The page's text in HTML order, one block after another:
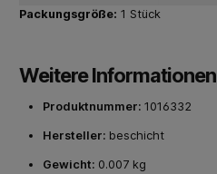
Packungsgröße: 1 Stück
Weitere Informationen
Produktnummer: 1016332
Hersteller: beschicht
Gewicht: 0.007 kg